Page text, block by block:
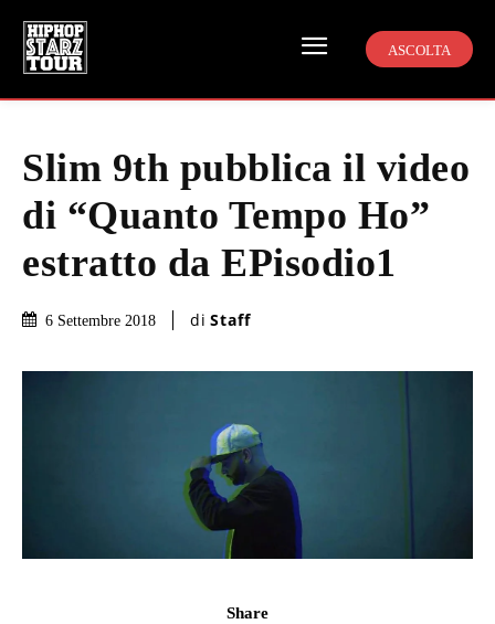
ASCOLTA
Slim 9th pubblica il video
di “Quanto Tempo Ho”
estratto da EPisodio1
6 Settembre 2018 di Staff
Share